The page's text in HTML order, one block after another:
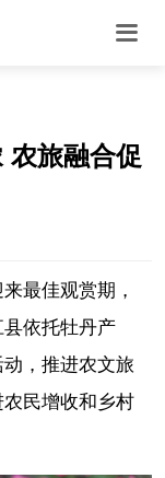
农旅融合促
最佳观赏期，
依托牡丹产
，推进农文旅
民增收和乡村